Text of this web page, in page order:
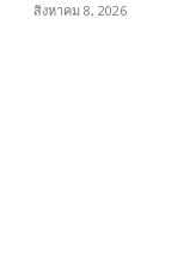
สิงหาคม 8, 2026